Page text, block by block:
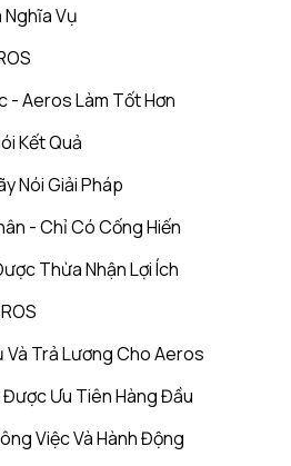
Nghĩa Vụ
- Aeros Làm Tốt Hơn
Kết Quả
Nói Giải Pháp
- Chỉ Có Cống Hiến
Thừa Nhận Lợi Ích
Và Trả Lương Cho Aeros
Ưu Tiên Hàng Đầu
Việc Và Hành Động